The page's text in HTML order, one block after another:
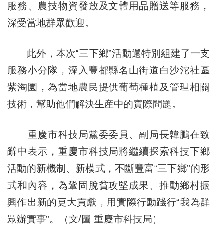
服務、農技物資發放及文體用品贈送等服務，
深受當地群眾歡迎。
此外，本次“三下鄉”活動還特別組建了一支
服務小分隊，深入豐都縣名山街道白沙沱社區
紫淘園，為當地農民提供葡萄種植及管理相關
技術，幫助他們解決生産中的實際問題。
重慶市科技局黨委委員、副局長韓鵬在致
辭中表示，重慶市科技局將繼續探索科技下鄉
活動的新機制、新模式，不斷豐富“三下鄉”的形
式和內容，為鞏固脫貧攻堅成果、推動鄉村振
興作出新的更大貢獻，用實際行動踐行“我為群
眾辦實事”。（文/圖 重慶市科技局）